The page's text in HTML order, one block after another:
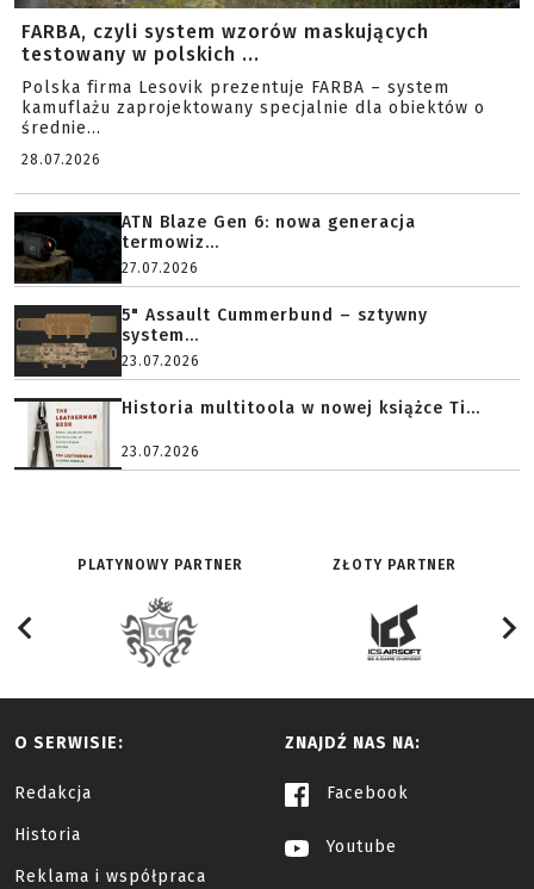
FARBA, czyli system wzorów maskujących
testowany w polskich ...
Polska firma Lesovik prezentuje FARBA – system
kamuflażu zaprojektowany specjalnie dla obiektów o
średnie...
28.07.2026
ATN Blaze Gen 6: nowa generacja
termowiz...
27.07.2026
5" Assault Cummerbund – sztywny
system...
23.07.2026
Historia multitoola w nowej książce Ti...
23.07.2026
PLATYNOWY PARTNER ZŁOTY PARTNER
O SERWISIE:
Redakcja
Historia
Reklama i współpraca
ZNAJDŹ NAS NA:
Facebook
Youtube